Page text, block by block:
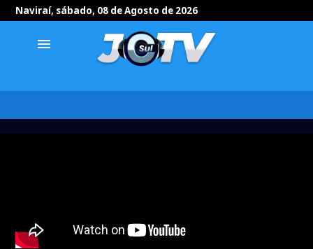
Naviraí, sábado, 08 de Agosto de 2026
menu